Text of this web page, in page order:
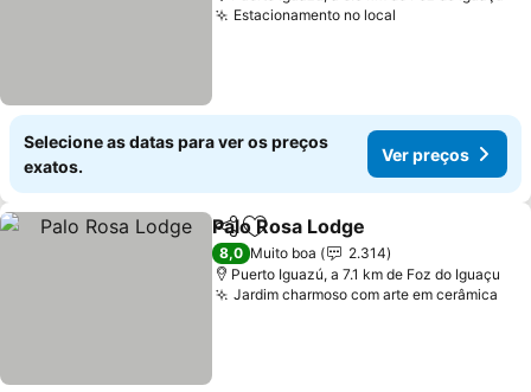
Estacionamento no local
Selecione as datas para ver os preços
exatos.
Ver preços
PartilharAdicionar aos favoritos
Palo Rosa Lodge
8,0 Muito boa
2.314
Puerto Iguazú, a 7.1 km de Foz do Iguaçu
Jardim charmoso com arte em cerâmica